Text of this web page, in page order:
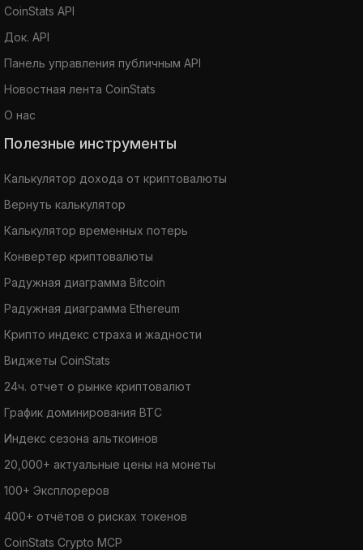
CoinStats API
Док. API
Панель управления публичным API
Новостная лента CoinStats
О нас
Полезные инструменты
Калькулятор дохода от криптовалюты
Вернуть калькулятор
Калькулятор временных потерь
Конвертер криптовалюты
Радужная диаграмма Bitcoin
Радужная диаграмма Ethereum
Крипто индекс страха и жадности
Виджеты CoinStats
24ч. отчет о рынке криптовалют
График доминирования BTC
Индекс сезона альткоинов
20,000+ актуальные цены на монеты
100+ Эксплореров
400+ отчётов о рисках токенов
CoinStats Crypto MCP